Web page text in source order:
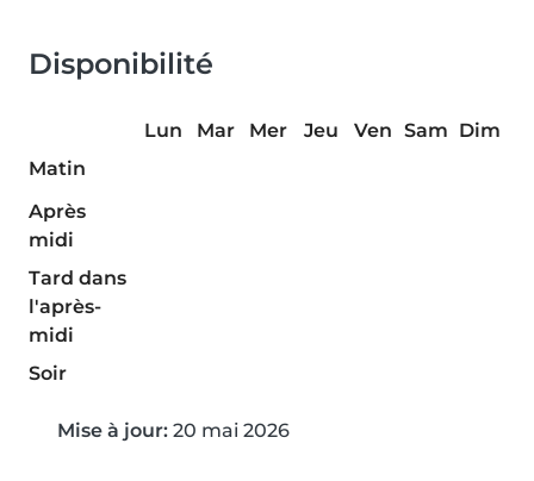
Disponibilité
Lun Mar Mer Jeu Ven Sam Dim
Matin
Après
midi
Tard dans
l'après-
midi
Soir
Mise à jour: 20 mai 2026